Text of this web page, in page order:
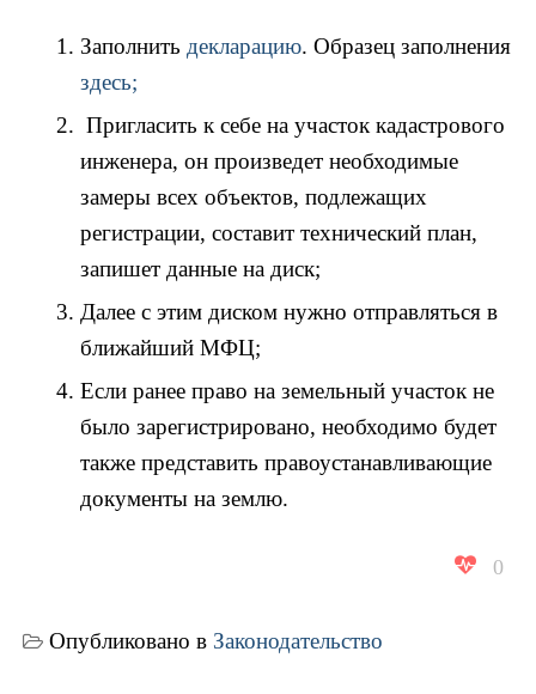
Заполнить декларацию. Образец заполнения
здесь;
Пригласить к себе на участок кадастрового
инженера, он произведет необходимые
замеры всех объектов, подлежащих
регистрации, составит технический план,
запишет данные на диск;
Далее с этим диском нужно отправляться в
ближайший МФЦ;
Если ранее право на земельный участок не
было зарегистрировано, необходимо будет
также представить правоустанавливающие
документы на землю.
0
Опубликовано в Законодательство